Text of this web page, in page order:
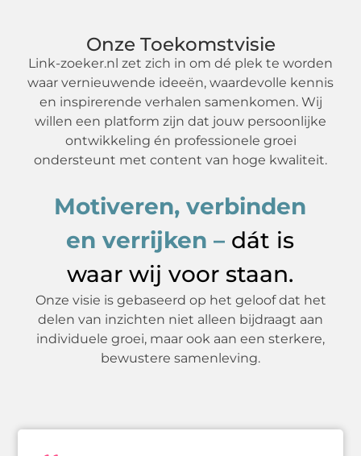
Onze Toekomstvisie
Link-zoeker.nl zet zich in om dé plek te worden
waar vernieuwende ideeën, waardevolle kennis
en inspirerende verhalen samenkomen. Wij
willen een platform zijn dat jouw persoonlijke
ontwikkeling én professionele groei
ondersteunt met content van hoge kwaliteit.
Motiveren, verbinden
en verrijken – dát is
waar wij voor staan.
Onze visie is gebaseerd op het geloof dat het
delen van inzichten niet alleen bijdraagt aan
individuele groei, maar ook aan een sterkere,
bewustere samenleving.